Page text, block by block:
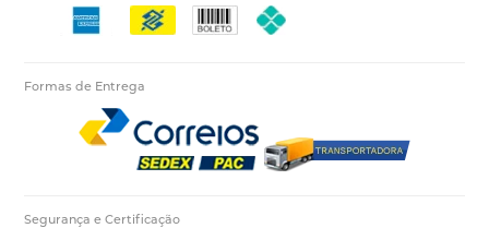
Formas de Entrega
Segurança e Certificação